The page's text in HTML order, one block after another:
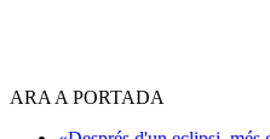
ARA A PORTADA